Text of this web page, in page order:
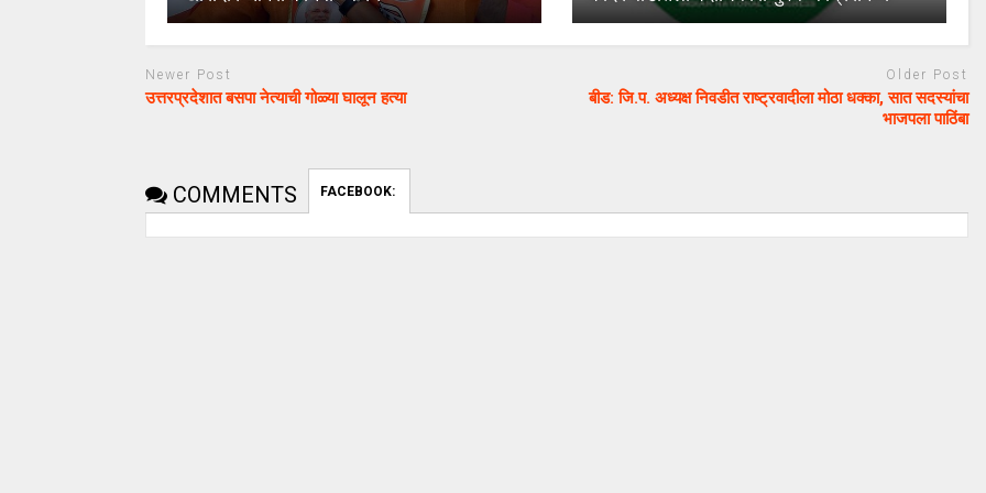
Newer Post
उत्तरप्रदेशात बसपा नेत्याची गोळ्या घालून हत्या
Older Post
बीड: जि.प. अध्यक्ष निवडीत राष्ट्रवादीला मोठा धक्का, सात सदस्यांचा
भाजपला पाठिंबा
COMMENTS FACEBOOK: